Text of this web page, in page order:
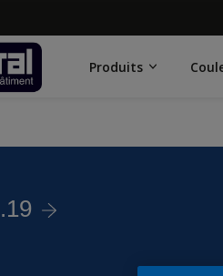
Produits